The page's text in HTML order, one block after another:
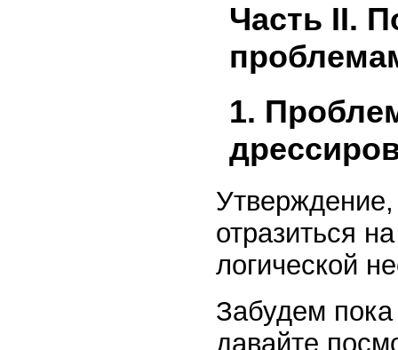
Часть II.
1.
отразиться
логической
Забудем
давайте